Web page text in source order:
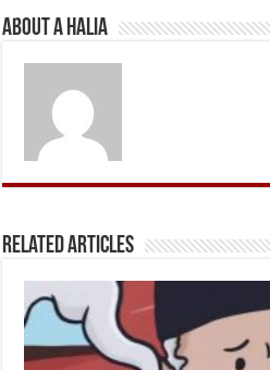
About A Halia
Related Articles